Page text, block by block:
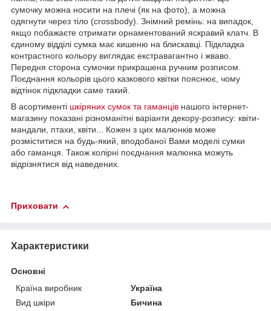
сумочку можна носити на плечі (як на фото), а можна
одягнути через тіло (crossbody). Знімний ремінь: на випадок,
якщо побажаєте отримати орнаментований яскравий клатч. В
єдиному відділі сумка має кишеню на блискавці. Підкладка
контрастного кольору виглядає екстравагантно і жваво.
Передня сторона сумочки прикрашена ручним розписом.
Поєднання кольорів цього казкового квітки пояснює, чому
відтінок підкладки саме такий.
В асортименті шкіряних сумок та гаманців нашого інтернет-
магазину показані різноманітні варіанти декору-розпису: квіти-
мандали, птахи, квіти... Кожен з цих малюнків може
розміститися на будь-який, вподобаної Вами моделі сумки
або гаманця. Також колірні поєднання малюнка можуть
відрізнятися від наведених.
Приховати
Характеристики
Основні
Країна виробник
Україна
Вид шкіри
Бичина